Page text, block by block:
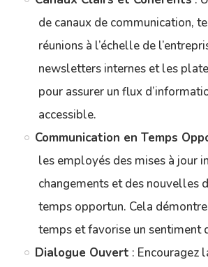
de canaux de communication,
réunions à l’échelle de
newsletters internes et les
pour assurer un flux
accessible.
Communication en Temps
les employés des mises à jour
changements et des nouvelles
temps opportun. Cela
temps et favorise un sentiment
Dialogue Ouvert : Encouragez